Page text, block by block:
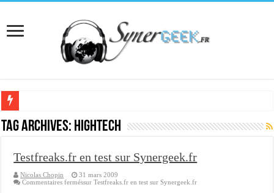
[Interview] Martial Auroy, professionnel du monde Microsoft
Supprimer une boite partagée avec outlook 2010 ou 2013 (environnement
Veille technologique du 13-02-2016
Tag Archives: hightech
Testfreaks.fr en test sur Synergeek.fr
Nicolas Chopin
31 mars 2009
Commentaires ferméssur Testfreaks.fr en test sur Synergeek.fr